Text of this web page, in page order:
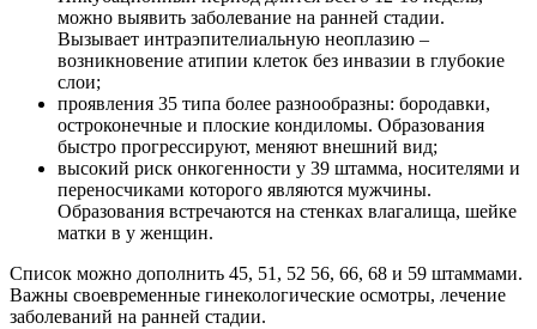
можно выявить заболевание на ранней стадии.
Вызывает интраэпителиальную неоплазию –
возникновение атипии клеток без инвазии в глубокие
слои;
проявления 35 типа более разнообразны: бородавки,
остроконечные и плоские кондиломы. Образования
быстро прогрессируют, меняют внешний вид;
высокий риск онкогенности у 39 штамма, носителями и
переносчиками которого являются мужчины.
Образования встречаются на стенках влагалища, шейке
матки в у женщин.
Список можно дополнить 45, 51, 52 56, 66, 68 и 59 штаммами.
Важны своевременные гинекологические осмотры, лечение
заболеваний на ранней стадии.